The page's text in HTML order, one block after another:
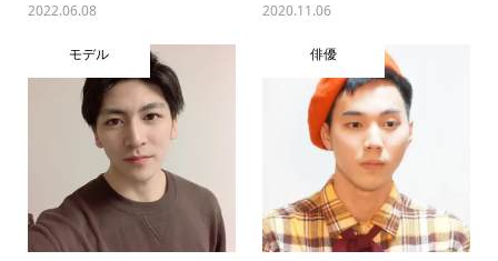
2022.06.08 2020.11.06
モデル 俳優